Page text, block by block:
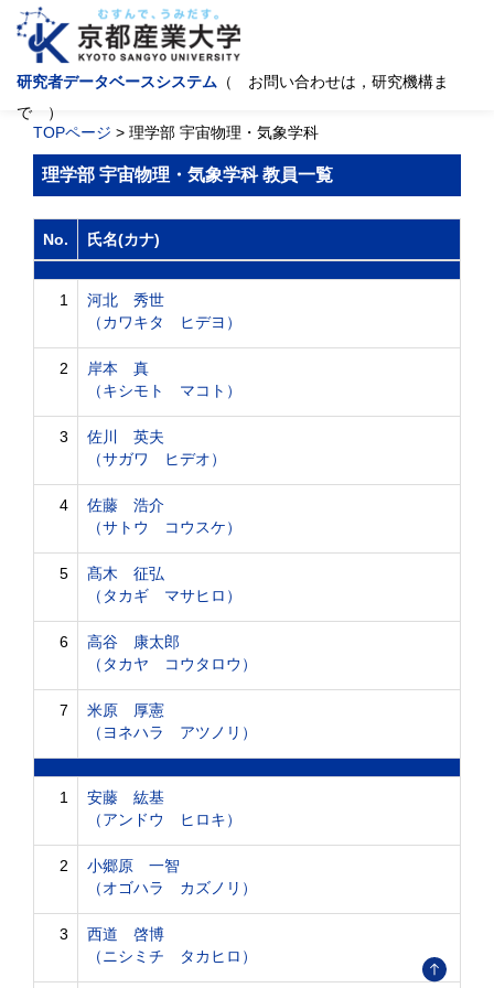
研究者データベースシステム （ お問い合わせは，研究機構ま
で ）
TOPページ > 理学部 宇宙物理・気象学科
理学部 宇宙物理・気象学科 教員一覧
No. 氏名(カナ)
1
河北 秀世
（カワキタ ヒデヨ）
2
岸本 真
（キシモト マコト）
3
佐川 英夫
（サガワ ヒデオ）
4
佐藤 浩介
（サトウ コウスケ）
5
髙木 征弘
（タカギ マサヒロ）
6
高谷 康太郎
（タカヤ コウタロウ）
7
米原 厚憲
（ヨネハラ アツノリ）
1
安藤 紘基
（アンドウ ヒロキ）
2
小郷原 一智
（オゴハラ カズノリ）
3
西道 啓博
（ニシミチ タカヒロ）